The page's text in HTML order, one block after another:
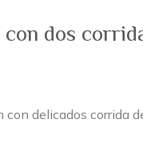
dos
delicados corrida